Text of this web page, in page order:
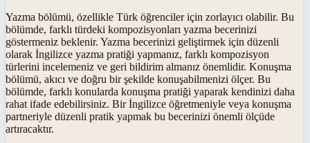
Yazma bölümü, özellikle Türk öğrenciler için zorlayıcı olabilir. Bu
bölümde, farklı türdeki kompozisyonları yazma becerinizi
göstermeniz beklenir. Yazma becerinizi geliştirmek için düzenli
olarak İngilizce yazma pratiği yapmanız, farklı kompozisyon
türlerini incelemeniz ve geri bildirim almanız önemlidir. Konuşma
bölümü, akıcı ve doğru bir şekilde konuşabilmenizi ölçer. Bu
bölümde, farklı konularda konuşma pratiği yaparak kendinizi daha
rahat ifade edebilirsiniz. Bir İngilizce öğretmeniyle veya konuşma
partneriyle düzenli pratik yapmak bu becerinizi önemli ölçüde
artıracaktır.